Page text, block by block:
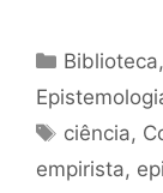
Categorias
Biblioteca,
Tags
ciência,
empirista,